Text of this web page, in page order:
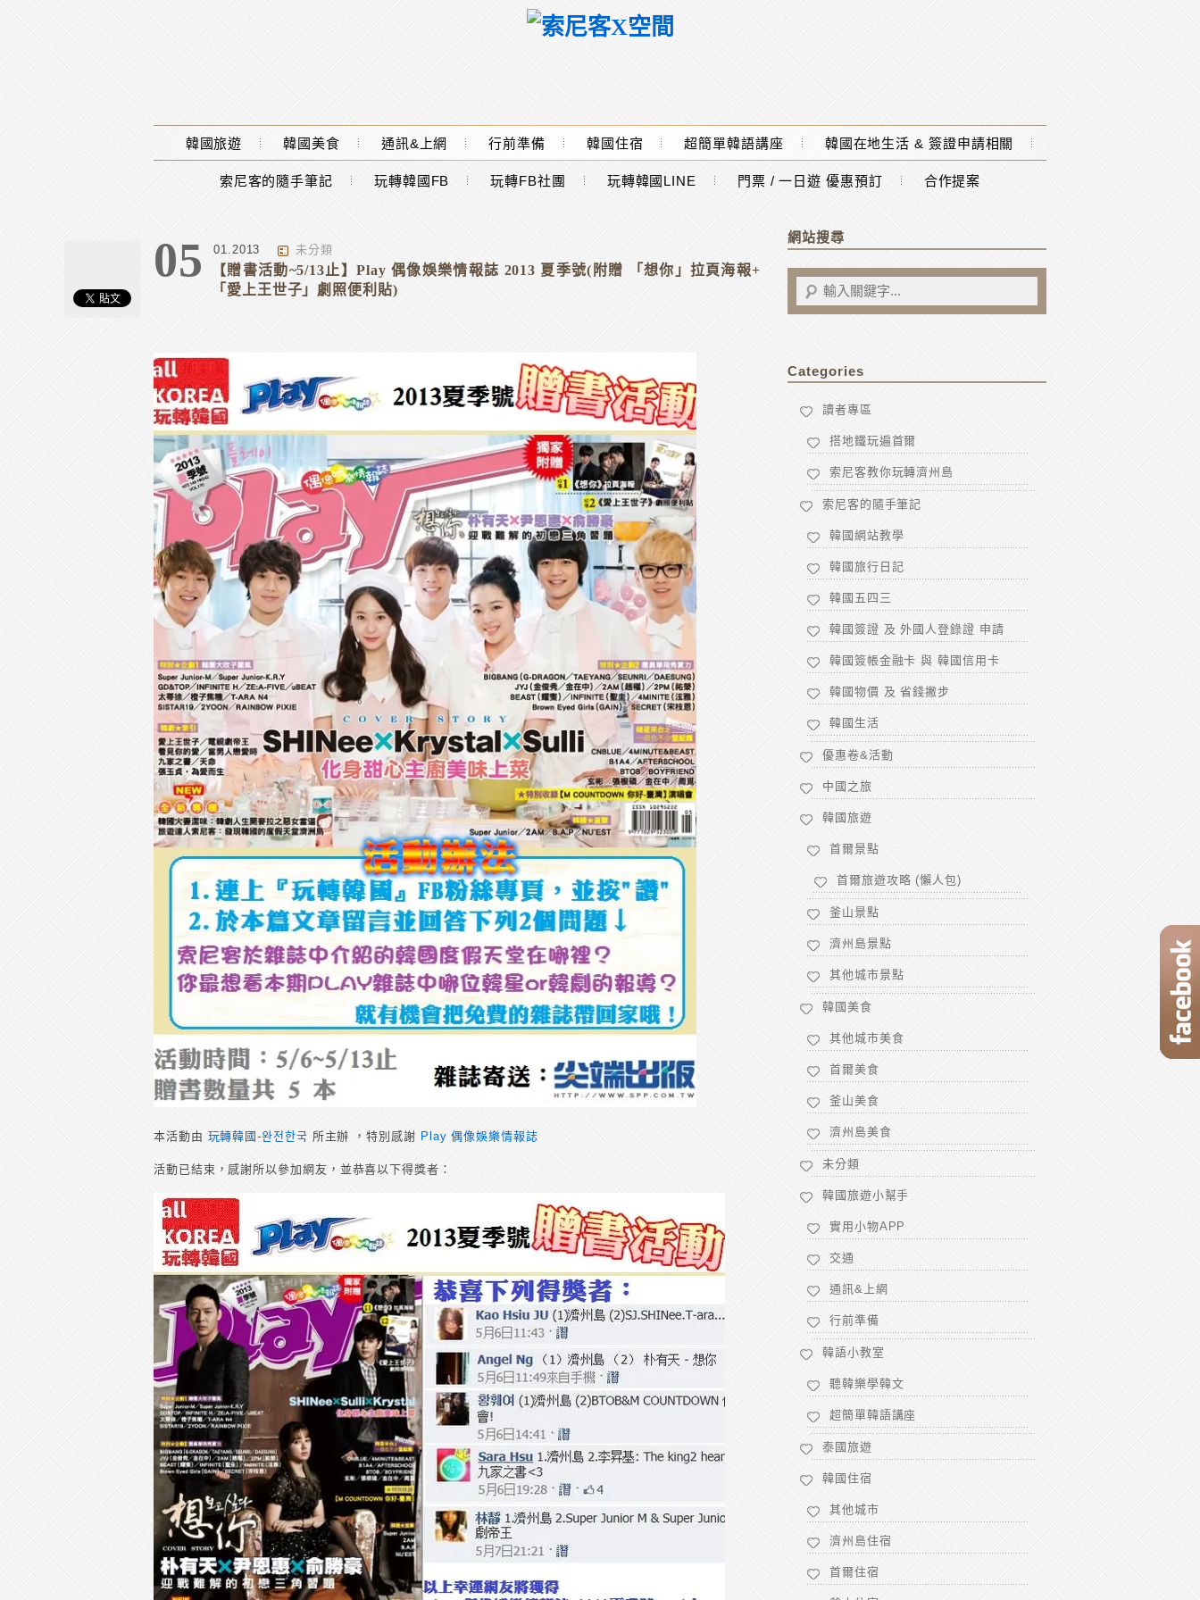
Main Menu
韓國旅遊 韓國美食 通訊&上網 行前準備 韓國住宿 超簡單韓語講座 韓國在地生活 & 簽證申請相關
索尼客的隨手筆記 玩轉韓國FB 玩轉FB社團 玩轉韓國LINE 門票 / 一日遊 優惠預訂 合作提案
05 01.2013 未分類
【贈書活動~5/13止】Play 偶像娛樂情報誌 2013 夏季號(附贈 「想你」拉頁海報+
「愛上王世子」劇照便利貼)
本活動由 玩轉韓國-완전한국 所主辦 ，特別感謝 Play 偶像娛樂情報誌
活動已結束，感謝所以參加網友，並恭喜以下得獎者：
網站搜尋
Categories
讀者專區
搭地鐵玩遍首爾
索尼客教你玩轉濟州島
索尼客的隨手筆記
韓國網站教學
韓國旅行日記
韓國五四三
韓國簽證 及 外國人登錄證 申請
韓國簽帳金融卡 與 韓國信用卡
韓國物價 及 省錢撇步
韓國生活
優惠卷&活動
中國之旅
韓國旅遊
首爾景點
首爾旅遊攻略 (懶人包)
釜山景點
濟州島景點
其他城市景點
韓國美食
其他城市美食
首爾美食
釜山美食
濟州島美食
未分類
韓國旅遊小幫手
實用小物APP
交通
通訊&上網
行前準備
韓語小教室
聽韓樂學韓文
超簡單韓語講座
泰國旅遊
韓國住宿
其他城市
濟州島住宿
首爾住宿